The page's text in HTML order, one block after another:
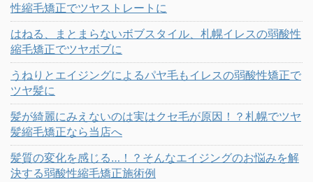
性縮毛矯正でツヤストレートに
はねる、まとまらないボブスタイル、札幌イレスの弱酸性
縮毛矯正でツヤボブに
うねりとエイジングによるパヤ毛もイレスの弱酸性矯正で
ツヤ髪に
髪が綺麗にみえないのは実はクセ毛が原因！？札幌でツヤ
髪縮毛矯正なら当店へ
髪質の変化を感じる…！？そんなエイジングのお悩みを解
決する弱酸性縮毛矯正施術例